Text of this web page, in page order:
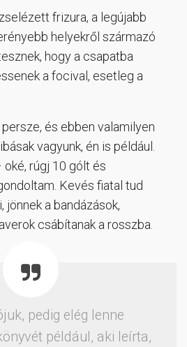
frizura, a legújabb
helyekről származó
hogy a csapatba
a focival, esetleg a
és ebben valamilyen
vagyunk, én is például.
rúgj 10 gólt és
Kevés fiatal tud
a bandázások,
csábítanak a rosszba.
pedig elég lenne
például, aki leírta,